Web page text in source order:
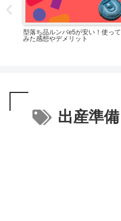
型落ち品ルンバe5が安い！使って
みた感想やデメリット
出産準備